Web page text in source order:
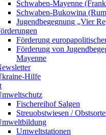
Schwaben-Mayenne
Schwaben-Bukowina
Jugendbegegnung „Vier
Förderung
Förderung von
Mayenne
Hilfe
Fischereihof Salgen
Streuobstwiesen /
Umweltstationen